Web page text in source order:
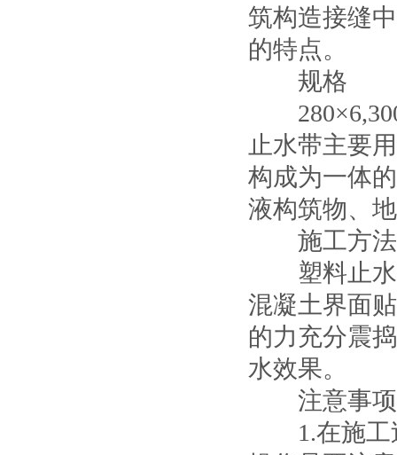
筑构造接缝
的特点。
规格
止水带主要
构成为一体
液构筑物、
施工方法
塑料止水
混凝土界面
的力充分震
水效果。
注意事项
1.在施工过